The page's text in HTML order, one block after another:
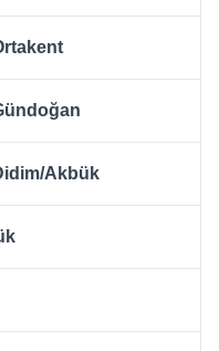
Akbük